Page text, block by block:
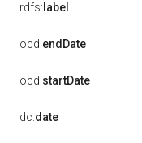
rdfs: label
ocd:endDate
ocd:startDate
dc:date